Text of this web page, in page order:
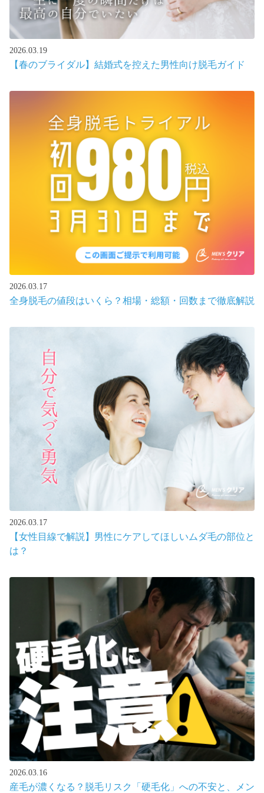
2026.03.19
【春のブライダル】結婚式を控えた男性向け脱毛ガイド
2026.03.17
全身脱毛の値段はいくら？相場・総額・回数まで徹底解説
2026.03.17
【女性目線で解説】男性にケアしてほしいムダ毛の部位と
は？
2026.03.16
産毛が濃くなる？脱毛リスク「硬毛化」への不安と、メン